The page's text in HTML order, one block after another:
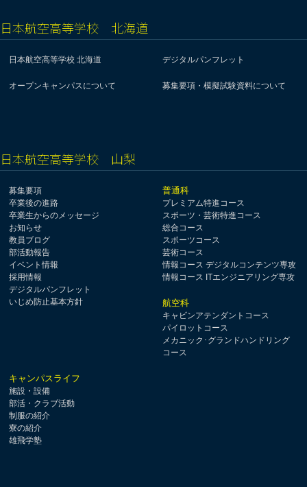
日本航空高等学校 北海道
日本航空高等学校 北海道 デジタルパンフレット
オープンキャンパスについて 募集要項・模擬試験資料について
日本航空高等学校 山梨
募集要項
卒業後の進路
卒業生からのメッセージ
お知らせ
教員ブログ
部活動報告
イベント情報
採用情報
デジタルパンフレット
いじめ防止基本方針
普通科
プレミアム特進コース
スポーツ・芸術特進コース
総合コース
スポーツコース
芸術コース
情報コース デジタルコンテンツ専攻
情報コース ITエンジニアリング専攻
航空科
キャビンアテンダントコース
パイロットコース
メカニック･グランドハンドリング
コース
キャンパスライフ
施設・設備
部活・クラブ活動
制服の紹介
寮の紹介
雄飛学塾